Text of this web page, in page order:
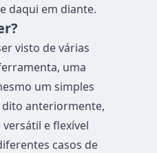
daqui em diante.
visto de várias
uma
um simples
anteriormente,
e flexível
casos de